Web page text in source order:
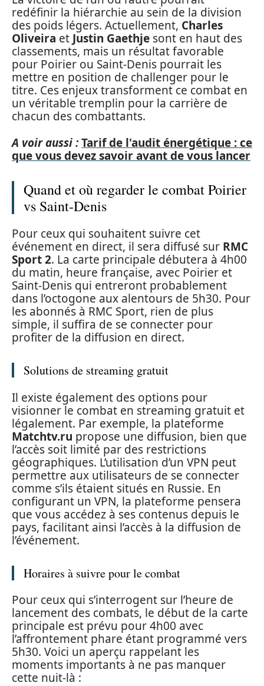
redéfinir la hiérarchie au sein de la division
des poids légers. Actuellement, Charles
Oliveira et Justin Gaethje sont en haut des
classements, mais un résultat favorable
pour Poirier ou Saint-Denis pourrait les
mettre en position de challenger pour le
titre. Ces enjeux transforment ce combat en
un véritable tremplin pour la carrière de
chacun des combattants.
A voir aussi :Tarif de l'audit énergétique : ce
que vous devez savoir avant de vous lancer
Quand et où regarder le combat Poirier
vs Saint-Denis
Pour ceux qui souhaitent suivre cet
événement en direct, il sera diffusé sur RMC
Sport 2. La carte principale débutera à 4h00
du matin, heure française, avec Poirier et
Saint-Denis qui entreront probablement
dans l’octogone aux alentours de 5h30. Pour
les abonnés à RMC Sport, rien de plus
simple, il suffira de se connecter pour
profiter de la diffusion en direct.
Solutions de streaming gratuit
Il existe également des options pour
visionner le combat en streaming gratuit et
légalement. Par exemple, la plateforme
Matchtv.ru propose une diffusion, bien que
l’accès soit limité par des restrictions
géographiques. L’utilisation d’un VPN peut
permettre aux utilisateurs de se connecter
comme s’ils étaient situés en Russie. En
configurant un VPN, la plateforme pensera
que vous accédez à ses contenus depuis le
pays, facilitant ainsi l’accès à la diffusion de
l’événement.
Horaires à suivre pour le combat
Pour ceux qui s’interrogent sur l’heure de
lancement des combats, le début de la carte
principale est prévu pour 4h00 avec
l’affrontement phare étant programmé vers
5h30. Voici un aperçu rappelant les
moments importants à ne pas manquer
cette nuit-là :